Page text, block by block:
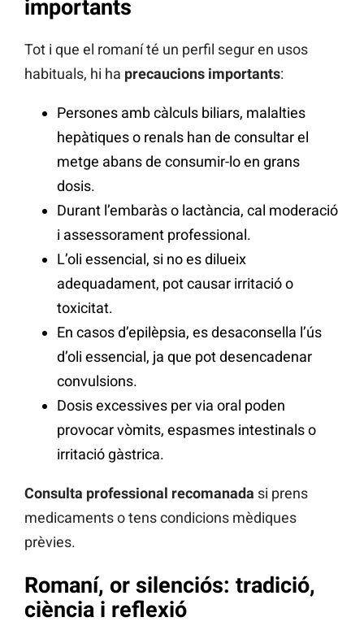
importants
Tot i que el romaní té un perfil segur en usos
habituals, hi ha precaucions importants:
Persones amb càlculs biliars, malalties
hepàtiques o renals han de consultar el
metge abans de consumir-lo en grans
dosis.
Durant l’embaràs o lactància, cal moderació
i assessorament professional.
L’oli essencial, si no es dilueix
adequadament, pot causar irritació o
toxicitat.
En casos d’epilèpsia, es desaconsella l’ús
d’oli essencial, ja que pot desencadenar
convulsions.
Dosis excessives per via oral poden
provocar vòmits, espasmes intestinals o
irritació gàstrica.
Consulta professional recomanada si prens
medicaments o tens condicions mèdiques
prèvies.
Romaní, or silenciós: tradició,
ciència i reflexió